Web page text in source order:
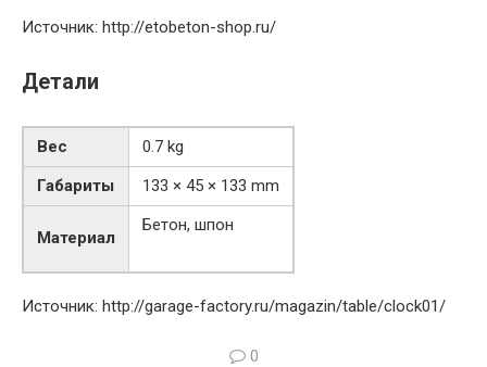
Источник: http://etobeton-shop.ru/
Детали
Вес
0.7 kg
Габариты
133 × 45 × 133 mm
Материал
Бетон, шпон
Источник: http://garage-factory.ru/magazin/table/clock01/
0